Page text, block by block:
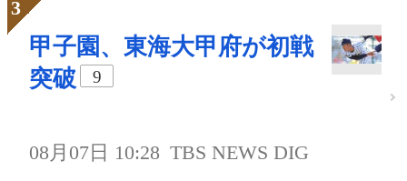
甲子園、東海大甲府が初戦
突破
9
08月07日 10:28 TBS NEWS DIG